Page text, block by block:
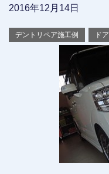
2016年12月14日
デントリペア施工例 ドア